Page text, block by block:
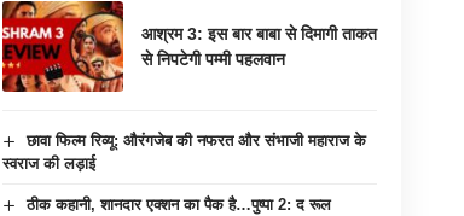
आश्रम 3: इस बार बाबा से दिमागी ताकत
से निपटेगी पम्मी पहलवान
छावा फिल्म रिव्यू: औरंगजेब की नफरत और संभाजी महाराज के
स्वराज की लड़ाई
ठीक कहानी, शानदार एक्शन का पैक है…पुष्पा 2: द रूल